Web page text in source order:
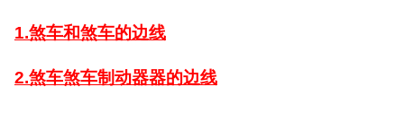
1.煞车和煞车的边线
2.煞车煞车制动器器的边线